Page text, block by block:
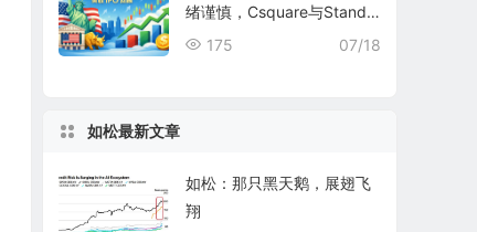
绪谨慎，Csquare与Standa
rd Nuclear表现均不尽如人
07/18
175
如松最新文章
如松：那只黑天鹅，展翅飞
翔